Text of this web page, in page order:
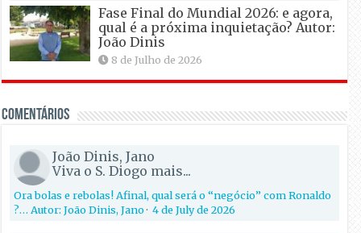
Fase Final do Mundial 2026: e agora,
qual é a próxima inquietação? Autor:
João Dinis
8 de Julho de 2026
Comentários
João Dinis, Jano
Viva o S. Diogo mais...
Ora bolas e rebolas! Afinal, qual será o “negócio” com Ronaldo
?… Autor: João Dinis, Jano·4 de July de 2026